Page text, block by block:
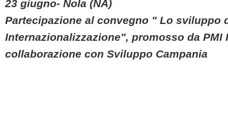
23 giugno- Nola (NA)
Partecipazione al convegno " Lo sviluppo
Internazionalizzazione", promosso da PMI
collaborazione con Sviluppo Campania